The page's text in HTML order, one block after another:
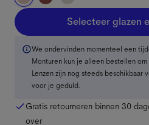
Selecteer glazen
We ondervinden momenteel een
Monturen kun je alleen bestellen
Lenzen zijn nog steeds
voor je geduld.
Gratis retourneren binnen 30
over